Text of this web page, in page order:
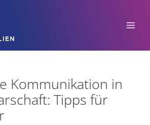
Kommunikation in
Tipps für